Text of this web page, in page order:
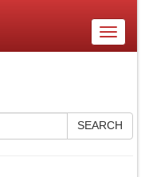
Toggle
SEARCH